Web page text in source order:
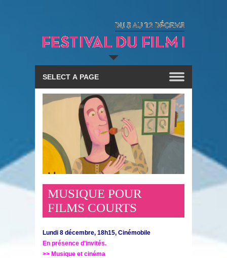
MUSIQUE POUR
FILMS COURTS
Lundi 8 décembre, 18h15, Cinémobile
En présence d’invités.
>> Musique et cinéma